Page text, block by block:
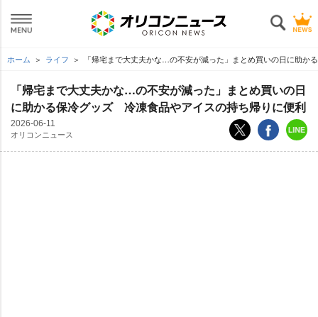
ホーム ライフ 「帰宅まで大丈夫かな…の不安が減った」まとめ買いの日に助か
「帰宅まで大丈夫かな…の不安が減った」まとめ買いの日
に助かる保冷グッズ 冷凍食品やアイスの持ち帰りに便利
2026-06-11
オリコンニュース